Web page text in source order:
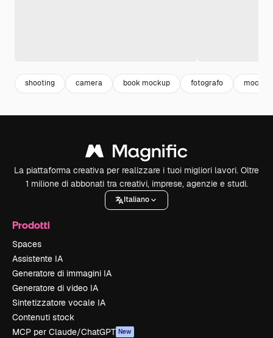
shooting camera book mockup fotografo mockup
La piattaforma creativa per realizzare i tuoi migliori lavori. Oltre
1 milione di abbonati tra creativi, imprese, agenzie e studi.
Italiano
Prodotti
Spaces
Assistente IA
Generatore di immagini IA
Generatore di video IA
Sintetizzatore vocale IA
Contenuti stock
MCP per Claude/ChatGPT New